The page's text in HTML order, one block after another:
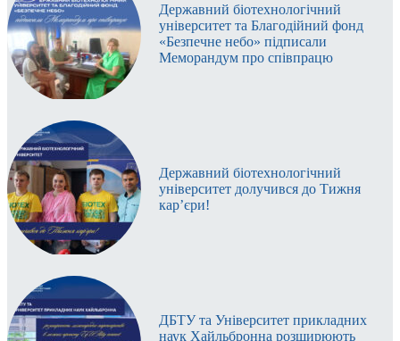
Державний біотехнологічний
університет та Благодійний фонд
«Безпечне небо» підписали
Меморандум про співпрацю
Державний біотехнологічний
університет долучився до Тижня
кар’єри!
ДБТУ та Університет прикладних
наук Хайльбронна розширюють